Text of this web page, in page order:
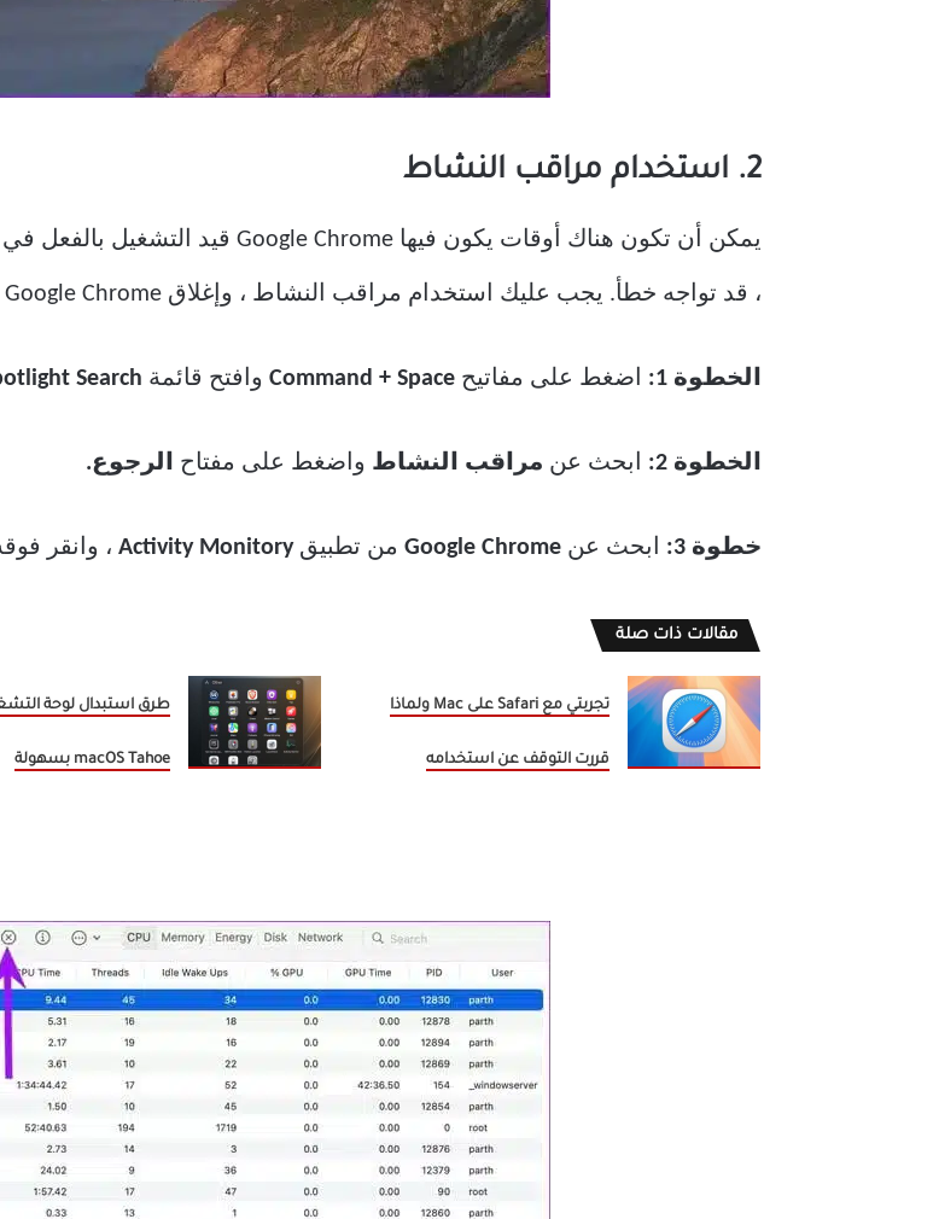
2. استخدام مراقب النشاط
، قد تواجه خطأ. يجب عليك استخدام مراقب النشاط ، وإغلاق Google Chrome ، ثم إعادة فتحه.
الخطوة 1: اضغط على مفاتيح Command + Space وافتح قائمة Search
الخطوة 2: ابحث عن مراقب النشاط واضغط على مفتاح الرجوع.
خطوة 3: ابحث عن Google Chrome من تطبيقActivity Monitory ، وانقر
مقالات ذات صلة
تجربتي مع Safari على Mac ولماذا
قررت التوقف عن استخدامه
طرق استبدال لوحة
macOS Tahoe بسهولة